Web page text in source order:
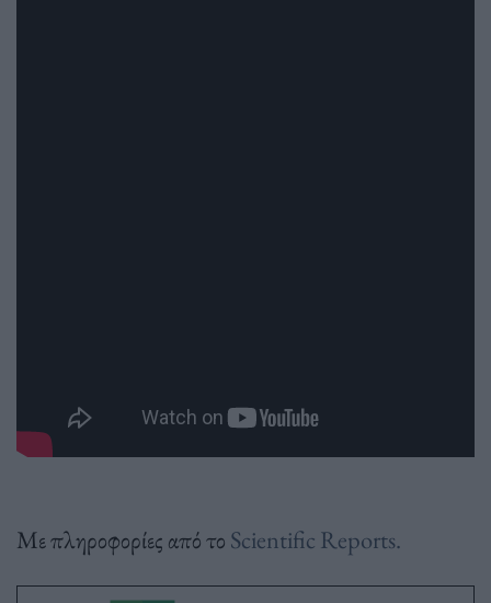
Με πληροφορίες από το Scientific Reports.